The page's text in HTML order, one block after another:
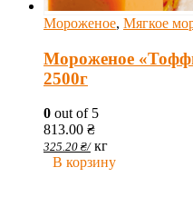
Мороженое, Мягкое
Мороженое
2500г
0 out of 5
813.00 ₴
325.20 ₴/ кг
В корзину